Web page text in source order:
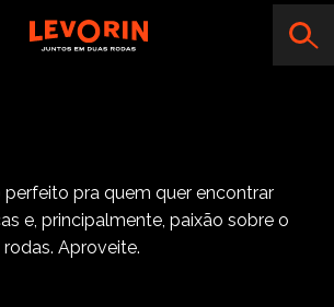
perfeito pra quem quer encontrar
e, principalmente, paixão sobre o
Aproveite.